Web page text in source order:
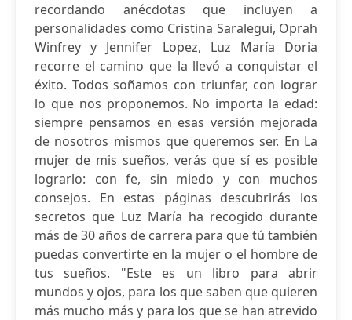
recordando anécdotas que incluyen a
personalidades como Cristina Saralegui, Oprah
Winfrey y Jennifer Lopez, Luz María Doria
recorre el camino que la llevó a conquistar el
éxito. Todos soñamos con triunfar, con lograr
lo que nos proponemos. No importa la edad:
siempre pensamos en esas versión mejorada
de nosotros mismos que queremos ser. En La
mujer de mis sueños, verás que sí es posible
lograrlo: con fe, sin miedo y con muchos
consejos. En estas páginas descubrirás los
secretos que Luz María ha recogido durante
más de 30 años de carrera para que tú también
puedas convertirte en la mujer o el hombre de
tus sueños. "Este es un libro para abrir
mundos y ojos, para los que saben que quieren
más mucho más y para los que se han atrevido